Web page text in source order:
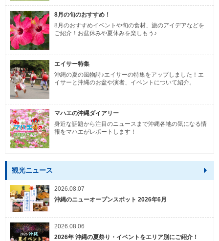
8月の旬のおすすめ！
8月のおすすめイベントや旬の食材、旅のアイデアなどを
ご紹介！お盆休みや夏休みを楽しもう♪
エイサー特集
沖縄の夏の風物詩♪エイサーの特集をアップしました！エ
イサーと沖縄のお盆や演者、イベントについて紹介。
マハエの沖縄ダイアリー
身近な話題から注目のニュースまで沖縄各地の気になる情
報をマハエがレポートします！
観光ニュース
2026.08.07
沖縄のニューオープンスポット 2026年6月
2026.08.06
2026年 沖縄の夏祭り・イベントをエリア別にご紹介！